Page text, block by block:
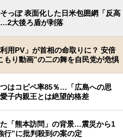
っぽ 表面化した日米包囲網「反高
大後ろ盾が剥落
用PV」が首相の命取りに？ 安倍
もり動画”の二の舞を自民党が危惧
はコピペ率85％…「広島への思
子内親王とは絶望的格差
「熊本訪問」の背景…震災から1
行”に批判殺到の案の定